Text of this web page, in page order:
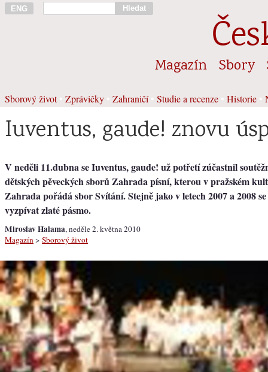
ENG Hledat
Magazín Sbory
Sborový život• Zprávičky Zahraničí• Studie a recenze Historie
Iuventus, gaude! znovu
V neděli 11.dubna se Iuventus, gaude! už potřetí zúčastnil
dětských pěveckých sborů Zahrada písní, kterou v pražském
Zahrada pořádá sbor Svítání. Stejně jako v letech 2007 a 2008
vyzpívat zlaté pásmo.
Miroslav Halama, neděle 2. května 2010
Magazín > Sborový život